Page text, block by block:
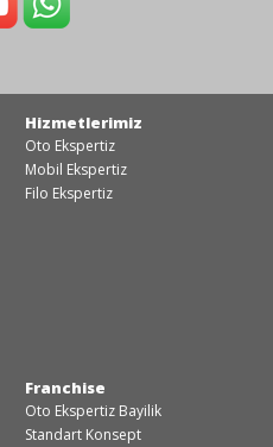
Hizmetlerimiz
Oto Ekspertiz
Mobil Ekspertiz
Filo Ekspertiz
Franchise
Oto Ekspertiz Bayilik
Standart Konsept